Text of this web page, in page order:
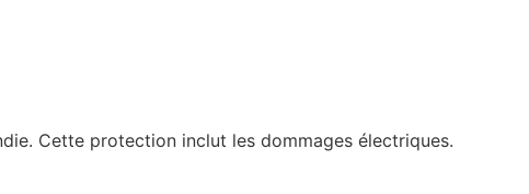
Cette protection inclut les dommages électriques.